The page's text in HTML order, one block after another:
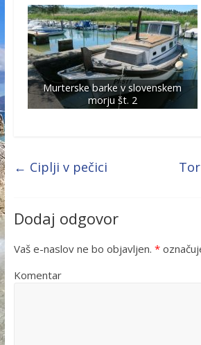
Murterske barke v slovenskem
morju št. 2
← Ciplji v pečici
Dodaj odgovor
Vaš e-naslov ne bo objavljen. *
Komentar